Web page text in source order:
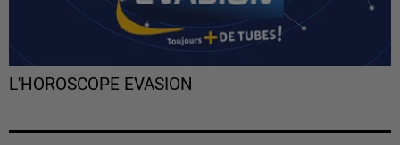
L'HOROSCOPE EVASION